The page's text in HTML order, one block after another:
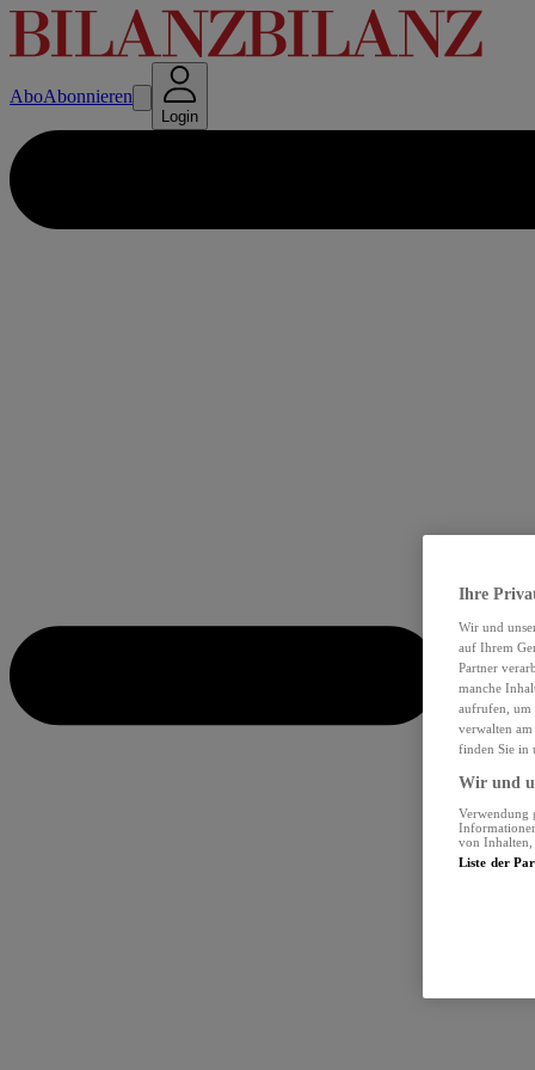
AboAbonnieren
Login
Ihre
Wir und
auf Ihrem
Partner
manche
aufrufen, um
verwalten
finden Sie in
Wir und
Verwendung
von Inhalten,
Liste der